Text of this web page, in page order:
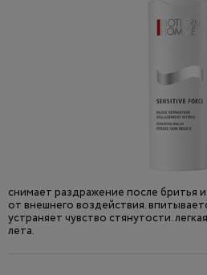
снимает раздражение после бритья
от внешнего воздействия.
устраняет чувство стянутости.
лета.